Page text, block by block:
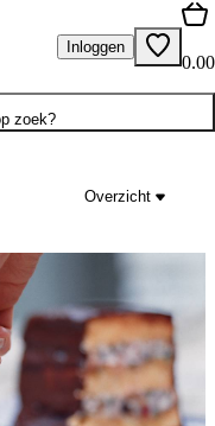
Inloggen
0.00
zoek?
Overzicht